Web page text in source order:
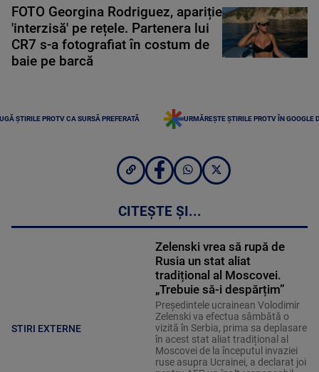
FOTO Georgina Rodriguez, apariție
'interzisă' pe rețele. Partenera lui
CR7 s-a fotografiat în costum de
baie pe barcă
ȘTIRILE PROTV CA SURSĂ PREFERATĂ URMĂREȘTE ȘTIRILE PROTV ÎN GOOGLE
CITEȘTE ȘI...
STIRI EXTERNE
Zelenski vrea să rupă de
Rusia un stat aliat
tradițional al Moscovei.
„Trebuie să-i despărțim”
Președintele ucrainean Volodimir
Zelenski va efectua sâmbătă o
vizită în Serbia, prima sa deplasare
în acest stat aliat tradițional al
Moscovei de la începutul invaziei
ruse asupra Ucrainei, a declarat joi